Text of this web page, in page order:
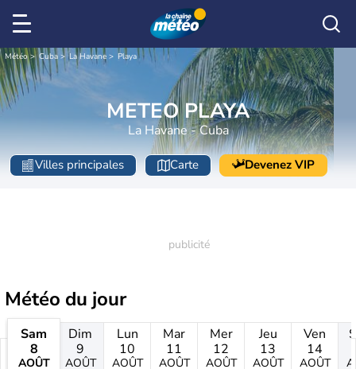
Météo Cuba La Havane Playa
METEO PLAYA
La Havane - Cuba
Villes principales Carte Devenez VIP
Météo du jour
Sam
8
AOÛT
Dim
9
AOÛT
Lun
10
AOÛT
Mar
11
AOÛT
Mer
12
AOÛT
Jeu
13
AOÛT
Ven
14
AOÛT